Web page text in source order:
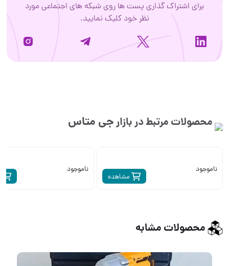
برای اشتراک گذاری پست ها روی شبکه های اجتماعی مورد
نظر خود کلیک نمایید.
محصولات مرتبط در بازارجی متاس
مشاهده
ناموجود ناموجود
محصولات مشابه